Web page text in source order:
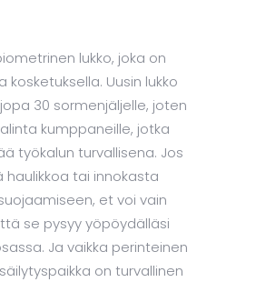
lukko, joka on
kosketuksella. Uusin lukko
30 sormenjäljelle, joten
kumppaneille, jotka
työkalun turvallisena. Jos
haulikkoa tai innokasta
et voi vain
se pysyy yöpöydälläsi
Ja vaikka perinteinen
on turvallinen